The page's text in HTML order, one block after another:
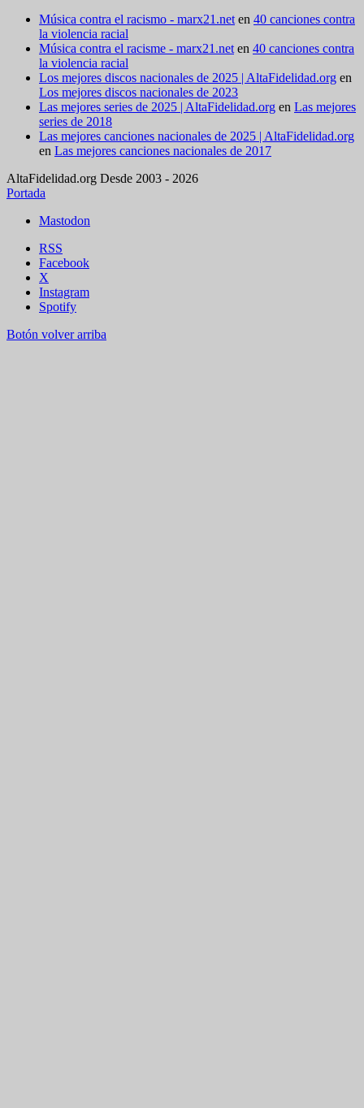
Música contra el racismo - marx21.neten 40 canciones contra
la violencia racial
Música contra el racisme - marx21.neten 40 canciones contra
la violencia racial
Los mejores discos nacionales de 2025 | AltaFidelidad.org en
Los mejores discos nacionales de 2023
Las mejores series de 2025 | AltaFidelidad.org en Las mejores
series de 2018
Las mejores canciones nacionales de 2025 | AltaFidelidad.org
en Las mejores canciones nacionales de 2017
AltaFidelidad.org Desde 2003 - 2026
Portada
Mastodon
RSS
Facebook
X
Instagram
Spotify
Botón volver arriba